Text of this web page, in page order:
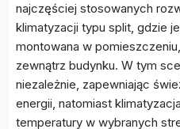
najczęściej stosowanych
klimatyzacji typu split, gdzie
montowana w
zewnątrz budynku. W tym
niezależnie, zapewniając
energii, natomiast
temperatury w wybranych